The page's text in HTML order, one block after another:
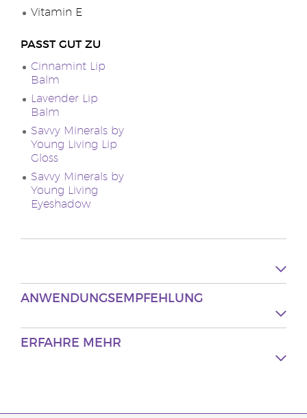
Vitamin E
PASST GUT ZU
Cinnamint Lip
Balm
Lavender Lip
Balm
Savvy Minerals by
Young Living Lip
Gloss
Savvy Minerals by
Young Living
Eyeshadow
ANWENDUNGSEMPFEHLUNG
ERFAHRE MEHR